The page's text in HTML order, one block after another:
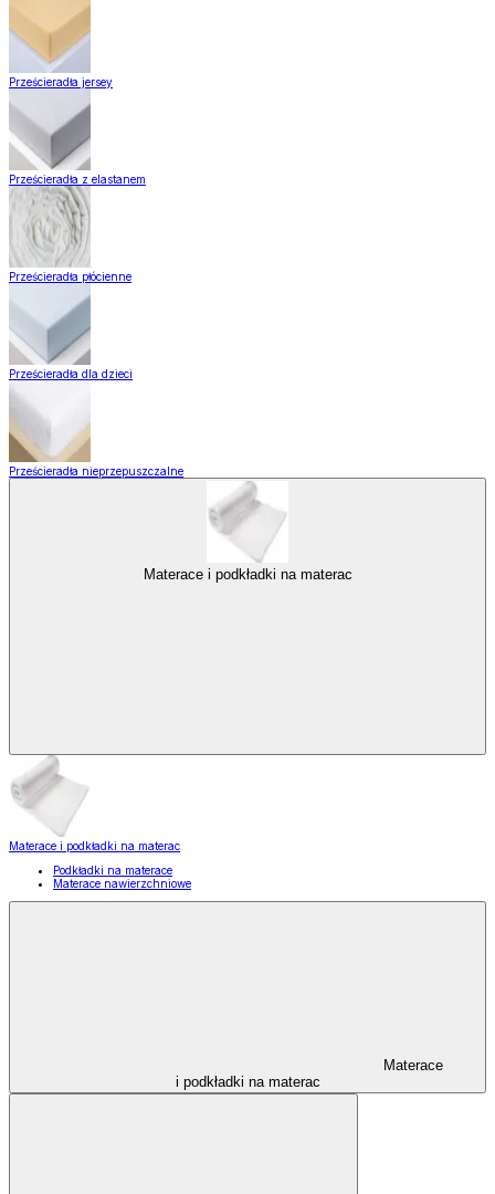
Prześcieradła jersey
Prześcieradła z elastanem
Prześcieradła płócienne
Prześcieradła dla dzieci
Prześcieradła nieprzepuszczalne
Materace i podkładki na materac
Materace i podkładki na materac
Podkładki na materace
Materace nawierzchniowe
Materace
i podkładki na materac